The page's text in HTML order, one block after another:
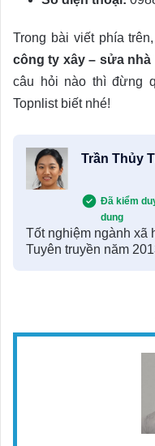
Trong bài viết phía
công ty xây – sửa nhà
câu hỏi nào thì đừng
Topnlist biết nhé!
Trần Thủy
Đã kiểm
dung
Tốt nghiệm ngành xã
Tuyên truyền năm